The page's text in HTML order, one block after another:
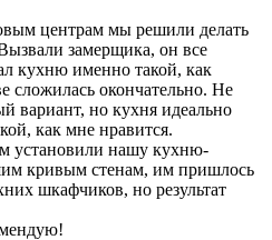
центрам мы решили делать
замерщика, он все
кухню именно такой, как
сложилась окончательно. Не
вариант, но кухня идеально
как мне нравится.
установили нашу кухню-
кривым стенам, им пришлось
шкафчиков, но результат